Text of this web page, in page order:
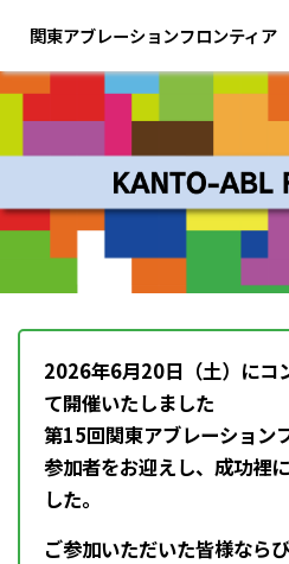
関東アブレーションフロンティア
2026年6月20日（土）にコ
て開催いたしました
第15回関東アブレーション
参加者をお迎えし、成功裡
した。
ご参加いただいた皆様なら